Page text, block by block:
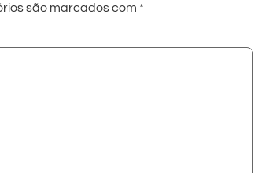
são marcados com *